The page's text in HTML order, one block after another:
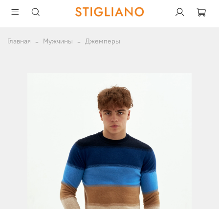
Главная Мужчины Джемперы